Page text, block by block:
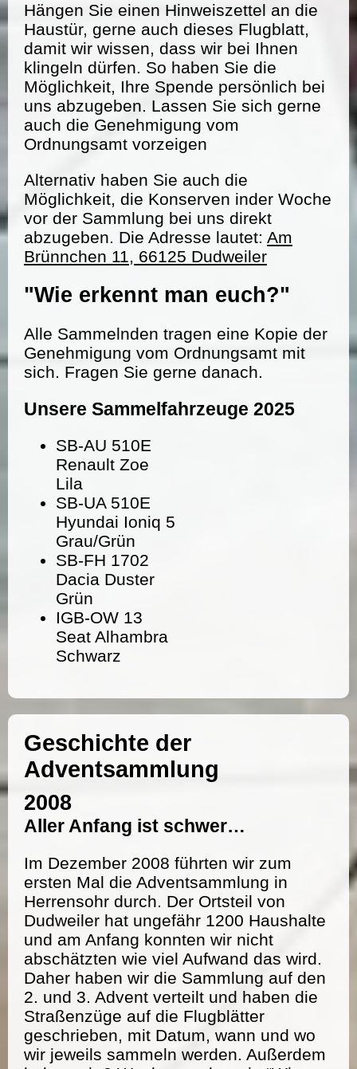
Hängen Sie einen Hinweiszettel an die
Haustür, gerne auch dieses Flugblatt,
damit wir wissen, dass wir bei Ihnen
klingeln dürfen. So haben Sie die
Möglichkeit, Ihre Spende persönlich bei
uns abzugeben. Lassen Sie sich gerne
auch die Genehmigung vom
Ordnungsamt vorzeigen
Alternativ haben Sie auch die
Möglichkeit, die Konserven inder Woche
vor der Sammlung bei uns direkt
abzugeben. Die Adresse lautet: Am
Brünnchen 11, 66125 Dudweiler
"Wie erkennt man euch?"
Alle Sammelnden tragen eine Kopie der
Genehmigung vom Ordnungsamt mit
sich. Fragen Sie gerne danach.
Unsere Sammelfahrzeuge 2025
SB-AU 510E
Renault Zoe
Lila
SB-UA 510E
Hyundai Ioniq 5
Grau/Grün
SB-FH 1702
Dacia Duster
Grün
IGB-OW 13
Seat Alhambra
Schwarz
Geschichte der
Adventsammlung
2008
Aller Anfang ist schwer…
Im Dezember 2008 führten wir zum
ersten Mal die Adventsammlung in
Herrensohr durch. Der Ortsteil von
Dudweiler hat ungefähr 1200 Haushalte
und am Anfang konnten wir nicht
abschätzten wie viel Aufwand das wird.
Daher haben wir die Sammlung auf den
2. und 3. Advent verteilt und haben die
Straßenzüge auf die Flugblätter
geschrieben, mit Datum, wann und wo
wir jeweils sammeln werden. Außerdem